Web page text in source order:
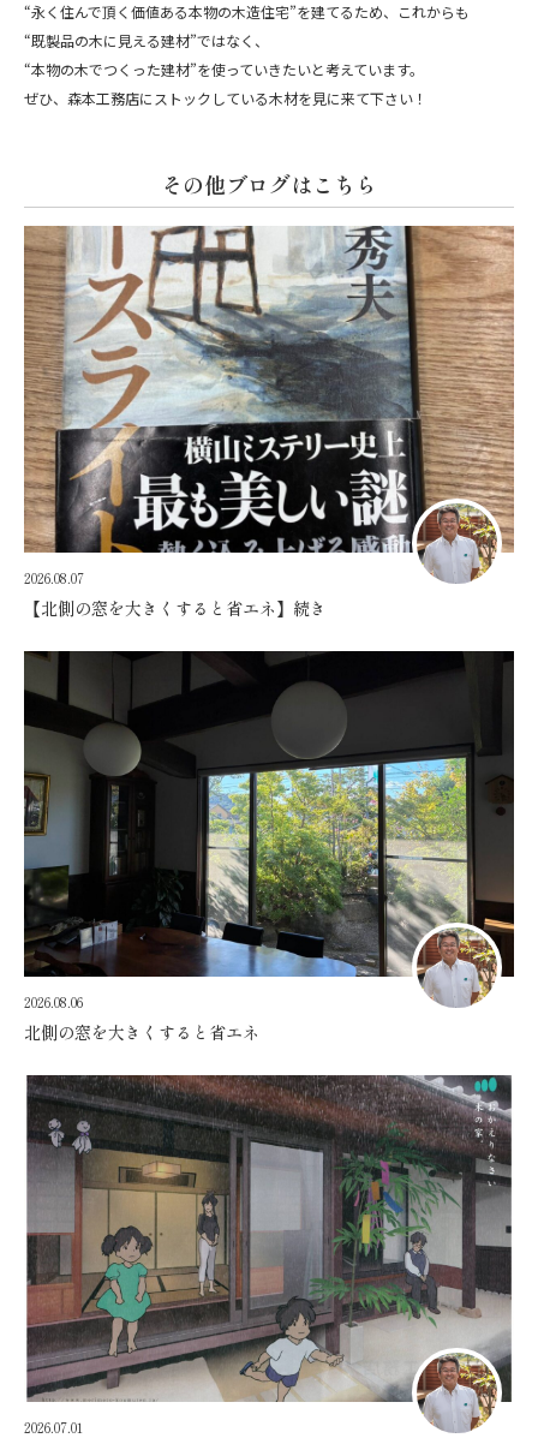
“永く住んで頂く価値ある本物の木造住宅”を建てるため、これからも
“既製品の木に見える建材”ではなく、
“本物の木でつくった建材”を使っていきたいと考えています。
ぜひ、森本工務店にストックしている木材を見に来て下さい！
その他ブログはこちら
2026.08.07
【北側の窓を大きくすると省エネ】続き
2026.08.06
北側の窓を大きくすると省エネ
2026.07.01